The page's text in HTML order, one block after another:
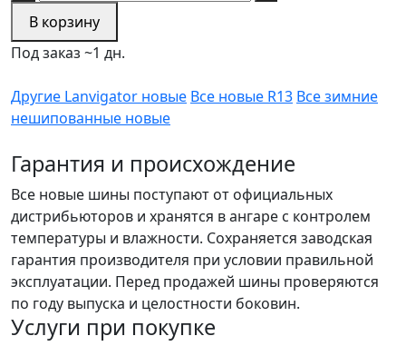
В корзину
Под заказ ~1 дн.
Другие Lanvigator новые Все новые R13 Все зимние
нешипованные новые
Гарантия и происхождение
Все новые шины поступают от официальных
дистрибьюторов и хранятся в ангаре с контролем
температуры и влажности. Сохраняется заводская
гарантия производителя при условии правильной
эксплуатации. Перед продажей шины проверяются
по году выпуска и целостности боковин.
Услуги при покупке